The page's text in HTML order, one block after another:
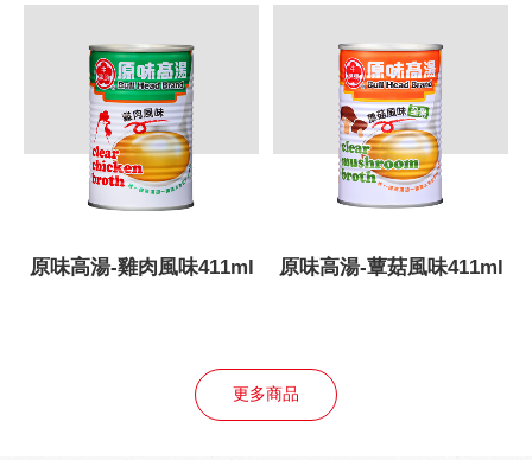
原味高湯-雞肉風味411ml 原味高湯-蕈菇風味411ml
更多商品